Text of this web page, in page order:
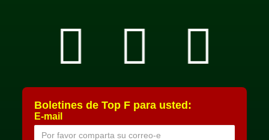
Boletines de Top F para usted:
E-mail